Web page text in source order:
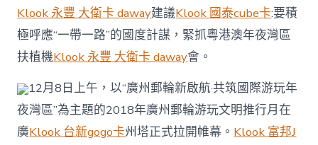
Klook 永豐 大衛卡 daway建議Klook 國泰cube卡:要積
極呼應“一帶一路”的國度計謀，緊抓粵港澳年夜灣區
扶植機Klook 永豐 大衛卡 daway會。
12月8日上午，以“廣州郵輪新啟航·共筑國際游玩年
夜灣區”為主題的2018年廣州郵輪游玩文明推行月在
廣Klook 台新gogo卡州塔正式拉開帷幕。 Klook 富邦J